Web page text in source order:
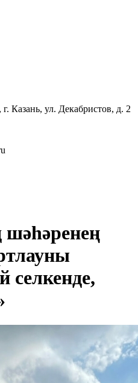
Казань, ул. Декабристов, д. 2
шәһәренең
селкенде,